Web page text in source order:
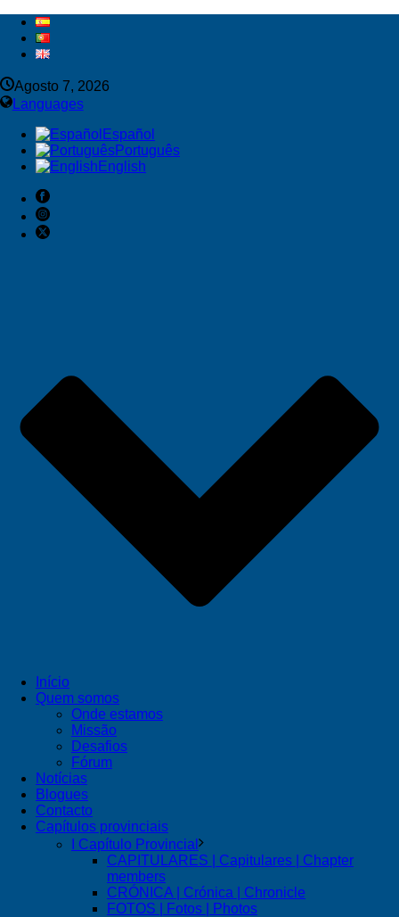
Agosto 7, 2026
Languages
Español
Português
English
Início
Quem somos
Onde estamos
Missão
Desafios
Fórum
Notícias
Blogues
Contacto
Capítulos provinciais
I Capítulo Provincial
CAPITULARES | Capitulares | Chapter
members
CRÓNICA | Crónica | Chronicle
FOTOS | Fotos | Photos